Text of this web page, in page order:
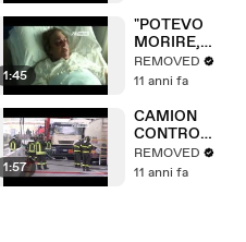
1:45
"POTEVO
MORIRE,
NON LO
PERDONO"
REMOVED
11 anni fa
1:57
CAMION
CONTRO
CISTERNA,
PERICOLO
REMOVED
11 anni fa